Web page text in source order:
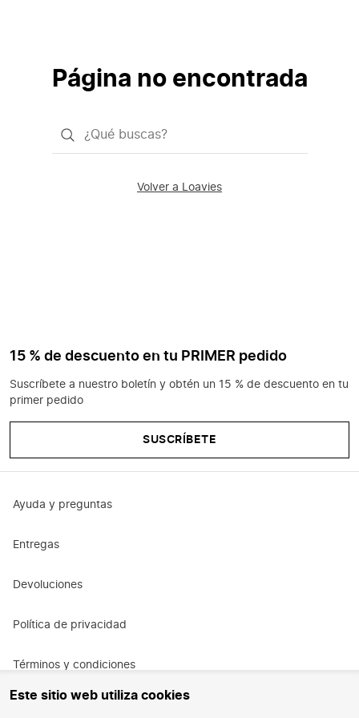
Este sitio web utiliza cookies
Página no encontrada
¿Qué
Volver a Loavies
15 % de descuento en tu PRIMER pedido
Suscríbete a nuestro boletín y obtén un 15 % de descuento en tu
primer pedido
SUSCRÍBETE
Ayuda y preguntas
Entregas
Devoluciones
Política de privacidad
Términos y condiciones